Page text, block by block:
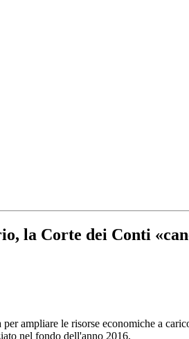
la Corte dei Conti
ampliare le risorse economiche a
nel fondo dell'anno 2016.